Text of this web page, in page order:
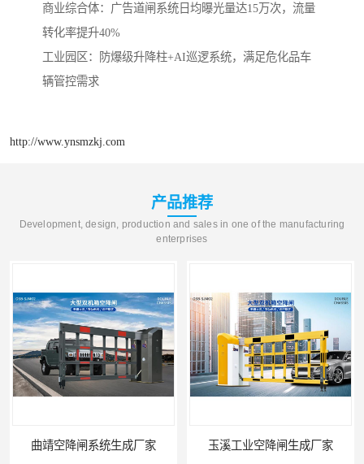
‌商业综合体‌：广告道闸系统日均曝光量达15万次，流量
转化率提升40%
‌工业园区‌：防爆级升降柱+AI巡逻系统，满足危化品车
辆管控需求
http://www.ynsmzkj.com
产品推荐
Development, design, production and sales in one of the manufacturing
enterprises
曲靖空降闸系统生成厂家 玉溪工业空降闸生成厂家